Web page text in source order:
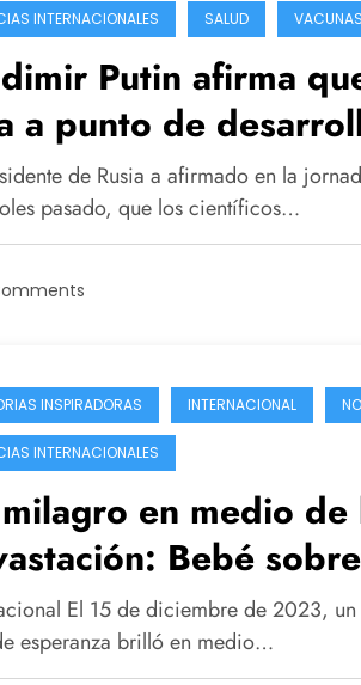
INTERNACIONALES SALUD VACUNAS
Putin afirma
a punto de
contra el cancer
de Rusia a afirmado en la
pasado, que los científicos…
INSPIRADORAS INTERNACIONAL
INTERNACIONALES
en medio de
Bebé
en Tennessee
El 15 de diciembre de 2023,
esperanza brilló en medio…